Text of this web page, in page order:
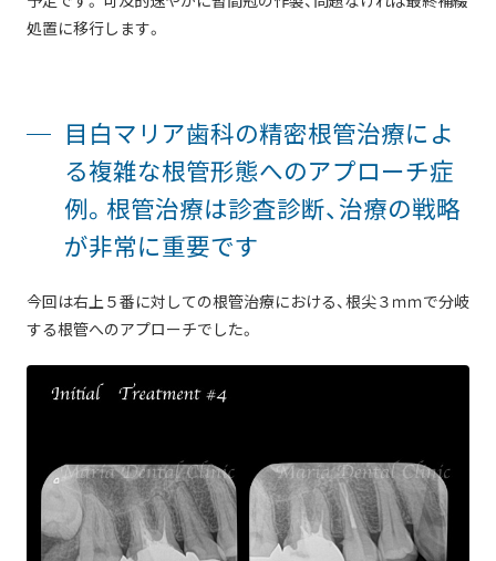
処置に移行します。
目白マリア歯科の精密根管治療によ
る複雑な根管形態へのアプローチ症
例。根管治療は診査診断、治療の戦略
が非常に重要です
今回は右上５番に対しての根管治療における、根尖３ｍｍで分岐
する根管へのアプローチでした。